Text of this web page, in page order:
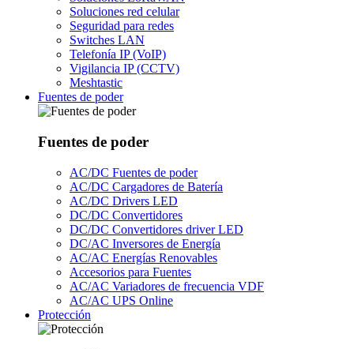
Soluciones red celular
Seguridad para redes
Switches LAN
Telefonía IP (VoIP)
Vigilancia IP (CCTV)
Meshtastic
Fuentes de poder
Fuentes de poder
AC/DC Fuentes de poder
AC/DC Cargadores de Batería
AC/DC Drivers LED
DC/DC Convertidores
DC/DC Convertidores driver LED
DC/AC Inversores de Energía
AC/AC Energías Renovables
Accesorios para Fuentes
AC/AC Variadores de frecuencia VDF
AC/AC UPS Online
Protección